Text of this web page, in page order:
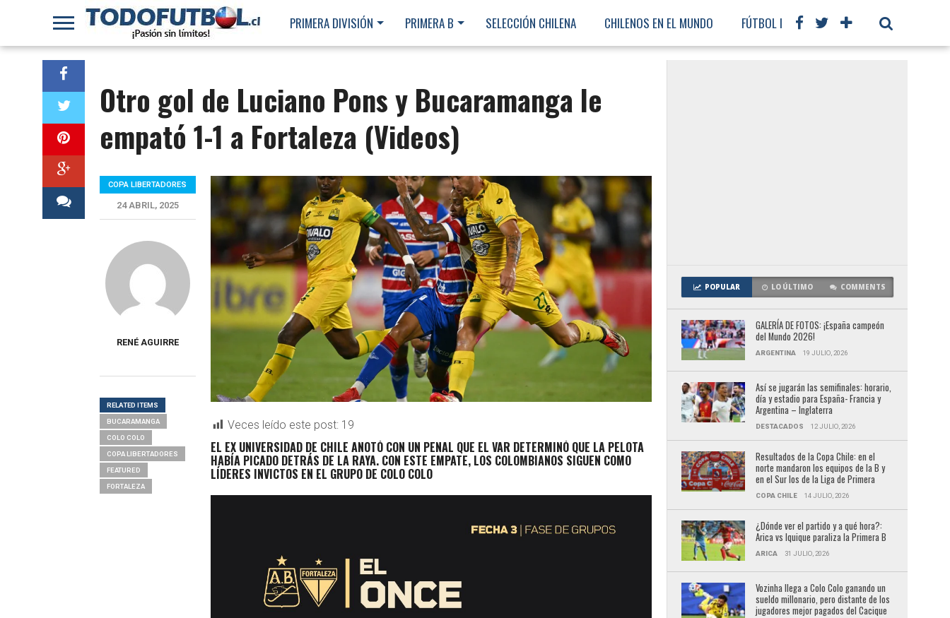
PRIMERA DIVISIÓN PRIMERA B SELECCIÓN CHILENA CHILENOS EN EL MUNDO FÚTBOL INTERNACIONAL
Otro gol de Luciano Pons y Bucaramanga le
empató 1-1 a Fortaleza (Videos)
Veces leído este post: 19
EL EX UNIVERSIDAD DE CHILE ANOTÓ CON UN PENAL QUE EL VAR DETERMINÓ QUE LA PELOTA
HABÍA PICADO DETRÁS DE LA RAYA. CON ESTE EMPATE, LOS COLOMBIANOS SIGUEN COMO
LÍDERES INVICTOS EN EL GRUPO DE COLO COLO
COPA LIBERTADORES
24 ABRIL, 2025
RENÉ AGUIRRE
RELATED ITEMS
BUCARAMANGA
COLO COLO
COPA LIBERTADORES
FEATURED
FORTALEZA
POPULAR LO ÚLTIMO COMMENTS
GALERÍA DE FOTOS: ¡España campeón
del Mundo 2026!
ARGENTINA 19 JULIO, 2026
Así se jugarán las semifinales: horario,
día y estadio para España- Francia y
Argentina – Inglaterra
DESTACADOS 12 JULIO, 2026
Resultados de la Copa Chile: en el
norte mandaron los equipos de la B y
en el Sur los de la Liga de Primera
COPA CHILE 14 JULIO, 2026
¿Dónde ver el partido y a qué hora?:
Arica vs Iquique paraliza la Primera B
ARICA 31 JULIO, 2026
Vozinha llega a Colo Colo ganando un
sueldo millonario, pero distante de los
jugadores mejor pagados del Cacique